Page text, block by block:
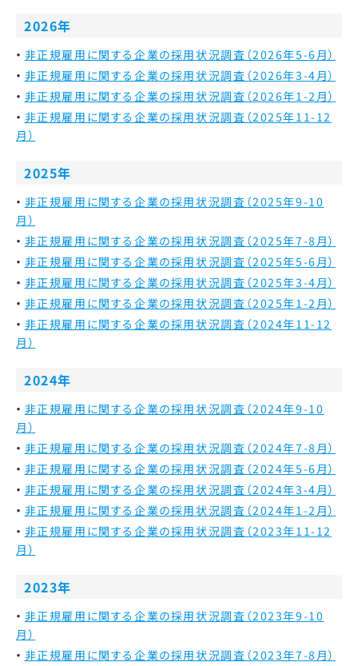
2026年
非正規雇用に関する企業の採用状況調査（2026年5-6月）
非正規雇用に関する企業の採用状況調査（2026年3-4月）
非正規雇用に関する企業の採用状況調査（2026年1-2月）
非正規雇用に関する企業の採用状況調査（2025年11-12
月）
2025年
非正規雇用に関する企業の採用状況調査（2025年9-10
月）
非正規雇用に関する企業の採用状況調査（2025年7-8月）
非正規雇用に関する企業の採用状況調査（2025年5-6月）
非正規雇用に関する企業の採用状況調査（2025年3-4月）
非正規雇用に関する企業の採用状況調査（2025年1-2月）
非正規雇用に関する企業の採用状況調査（2024年11-12
月）
2024年
非正規雇用に関する企業の採用状況調査（2024年9-10
月）
非正規雇用に関する企業の採用状況調査（2024年7-8月）
非正規雇用に関する企業の採用状況調査（2024年5-6月）
非正規雇用に関する企業の採用状況調査（2024年3-4月）
非正規雇用に関する企業の採用状況調査（2024年1-2月）
非正規雇用に関する企業の採用状況調査（2023年11-12
月）
2023年
非正規雇用に関する企業の採用状況調査（2023年9-10
月）
非正規雇用に関する企業の採用状況調査（2023年7-8月）